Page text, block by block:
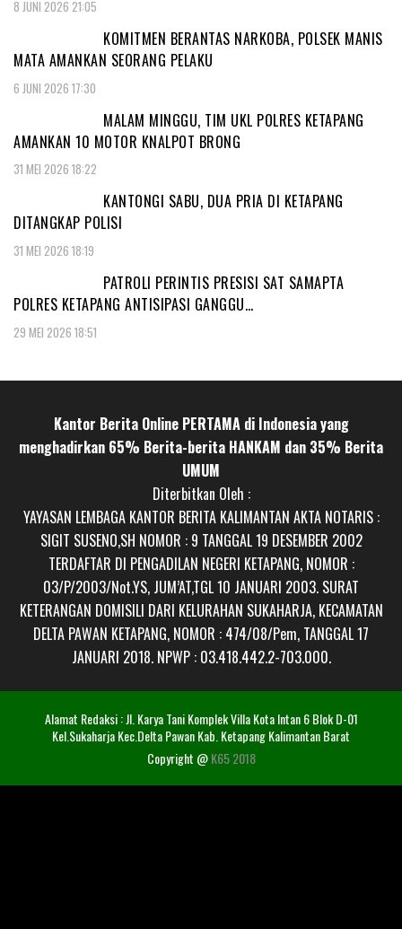
8 JUNI 2026 21:05
KOMITMEN BERANTAS NARKOBA, POLSEK MANIS
MATA AMANKAN SEORANG PELAKU
6 JUNI 2026 17:30
MALAM MINGGU, TIM UKL POLRES KETAPANG
AMANKAN 10 MOTOR KNALPOT BRONG
31 MEI 2026 18:22
KANTONGI SABU, DUA PRIA DI KETAPANG
DITANGKAP POLISI
31 MEI 2026 18:19
PATROLI PERINTIS PRESISI SAT SAMAPTA
POLRES KETAPANG ANTISIPASI GANGGU…
29 MEI 2026 18:51
Kantor Berita Online PERTAMA di Indonesia yang
menghadirkan 65% Berita-berita HANKAM dan 35% Berita
UMUM
Diterbitkan Oleh :
YAYASAN LEMBAGA KANTOR BERITA KALIMANTAN AKTA NOTARIS :
SIGIT SUSENO,SH NOMOR : 9 TANGGAL 19 DESEMBER 2002
TERDAFTAR DI PENGADILAN NEGERI KETAPANG, NOMOR :
03/P/2003/Not.YS, JUM’AT,TGL 10 JANUARI 2003. SURAT
KETERANGAN DOMISILI DARI KELURAHAN SUKAHARJA, KECAMATAN
DELTA PAWAN KETAPANG, NOMOR : 474/08/Pem, TANGGAL 17
JANUARI 2018. NPWP : 03.418.442.2-703.000.
Alamat Redaksi : Jl. Karya Tani Komplek Villa Kota Intan 6 Blok D-01
Kel.Sukaharja Kec.Delta Pawan Kab. Ketapang Kalimantan Barat
Copyright @K65 2018